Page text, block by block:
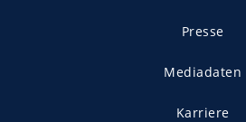
Presse
Mediadaten
Karriere